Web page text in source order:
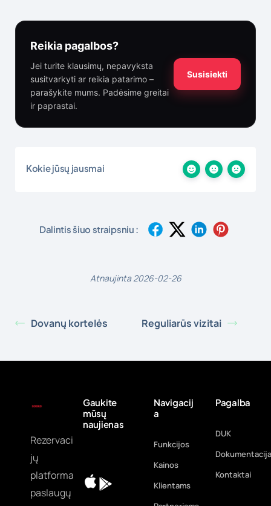
Reikia pagalbos?
Jei turite klausimų, nepavyksta
susitvarkyti ar reikia patarimo –
parašykite mums. Padėsime greitai
ir paprastai.
Susisiekti
Kokie jūsų jausmai
Dalintis šiuo straipsniu :
Atnaujinta 2026-02-26
Dovanų kortelės Reguliarūs vizitai
Rezervaci
jų
platforma
paslaugų
Navigacij
a
Funkcijos
Kainos
Klientams
Pagalba
DUK
Dokumentacija
Kontaktai
Gaukite
mūsų
naujienas